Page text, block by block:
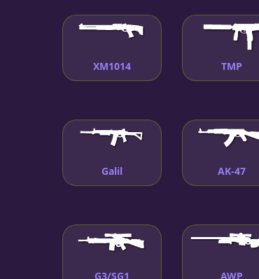
XM1014 TMP
Galil AK-47
G3/SG1 AWP